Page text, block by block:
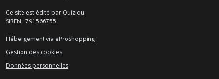
Ce site est édité par Ouiziou.
SIREN : 791566755
Hébergement via eProShopping
Gestion des cookies
Données personnelles